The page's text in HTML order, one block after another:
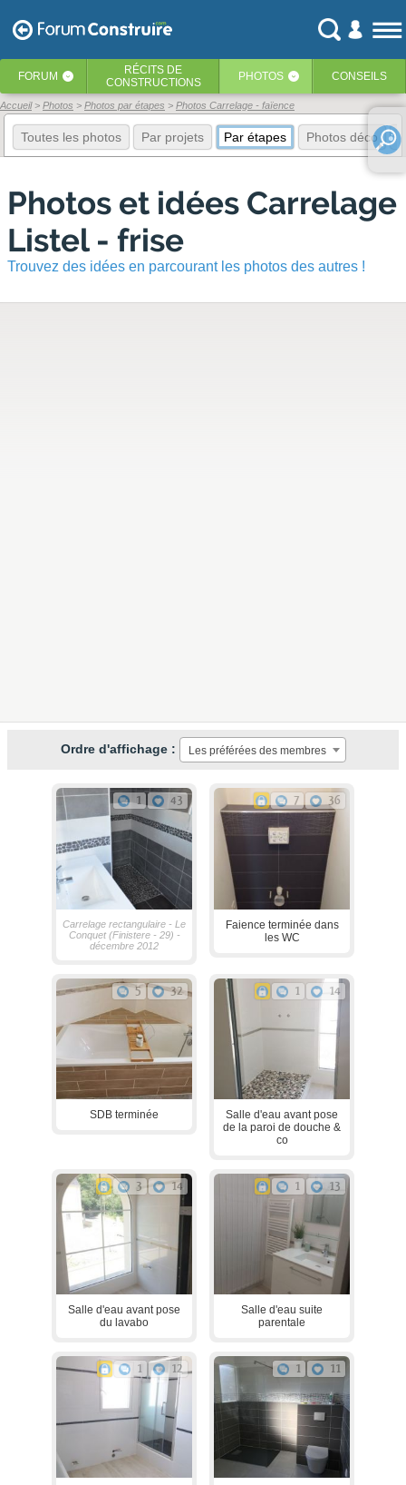
FORUM ‹ RÉCITS DE
CONSTRUCTIONS
PHOTOS ‹ CONSEILS
Accueil Photos Photos par étapes Photos Carrelage - faïence
Toutes les photos Par projets Par étapes Photos déco
Photos et idées Carrelage
Listel - frise
Trouvez des idées en parcourant les photos des autres !
Ordre d'affichage : Les préférées des membres
1 43
Carrelage rectangulaire - Le
Conquet (Finistere - 29) -
décembre 2012
7 36
Faience terminée dans
les WC
5 32
SDB terminée
1 14
Salle d'eau avant pose
de la paroi de douche &
co
3 14
Salle d'eau avant pose
du lavabo
1 13
Salle d'eau suite
parentale
1 12 1 11